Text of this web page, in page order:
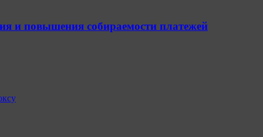
и повышения собираемости платежей